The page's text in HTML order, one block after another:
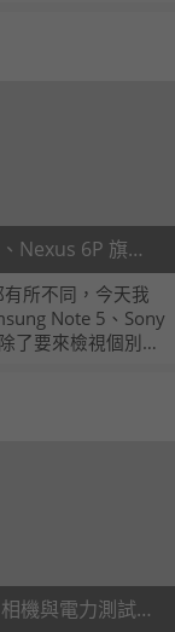
iPhone 6s、V10、Note 5、Z5 Premium、Nexus 6P 旗艦機指紋辨識測試
所不同，今天我
Note 5、Sony
了要來檢視個別在
辨識功能比較方
王者交鋒：LG V10 與 Sony Z5 Premium 相機與電力測試比較！